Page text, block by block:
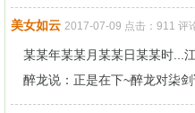
美女如云 2017-07-09 点击：911 评
某某年某某月某某日某某时...
醉龙说：正是在下~醉龙对柒